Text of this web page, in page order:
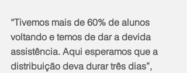
“Tivemos mais de 60% de alunos
voltando e temos de dar a devida
assistência. Aqui esperamos que a
distribuição deva durar três dias”,